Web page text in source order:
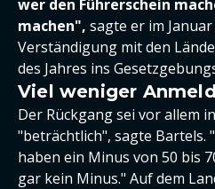
wer den Führerschein
machen", sagte er im
Verständigung mit den
des Jahres ins
Viel weniger
Der Rückgang sei vor allem
"beträchtlich", sagte Bartels.
haben ein Minus von 50 bis
gar kein Minus." Auf dem